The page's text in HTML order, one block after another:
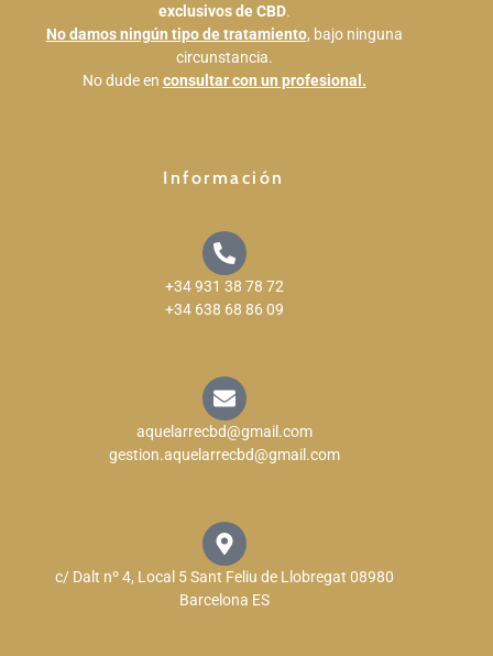
exclusivos de CBD.
No damos ningún tipo de tratamiento, bajo ninguna
circunstancia.
No dude en consultar con un profesional.
Información
+34 931 38 78 72
+34 638 68 86 09
aquelarrecbd@gmail.com
gestion.aquelarrecbd@gmail.com
c/ Dalt nº 4, Local 5 Sant Feliu de Llobregat 08980
Barcelona ES